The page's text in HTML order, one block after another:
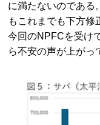
に満たないのである
もこれまでも下方修
今回のNPFCを受け
ら不安の声が上がっ